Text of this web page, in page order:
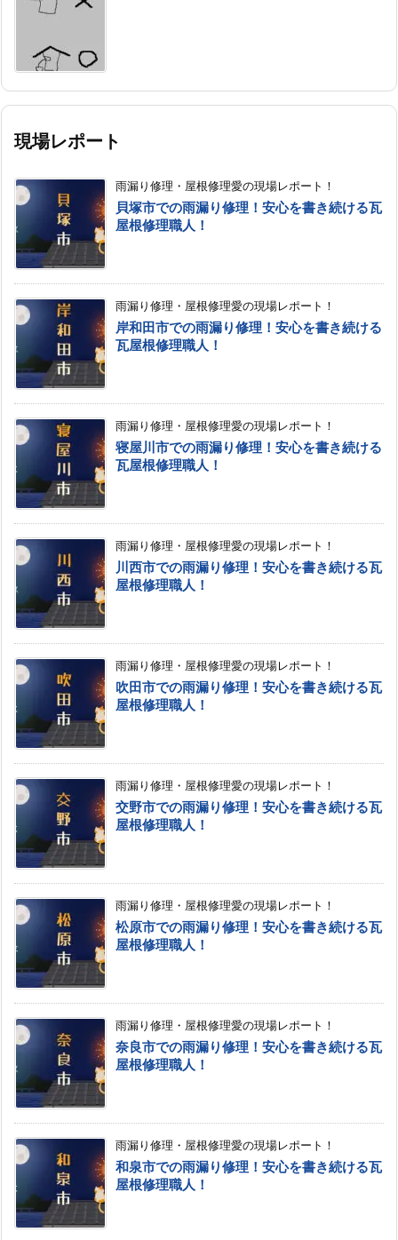
現場レポート
雨漏り修理・屋根修理愛の現場レポート！
貝塚市での雨漏り修理！安心を書き続ける瓦
屋根修理職人！
雨漏り修理・屋根修理愛の現場レポート！
岸和田市での雨漏り修理！安心を書き続ける
瓦屋根修理職人！
雨漏り修理・屋根修理愛の現場レポート！
寝屋川市での雨漏り修理！安心を書き続ける
瓦屋根修理職人！
雨漏り修理・屋根修理愛の現場レポート！
川西市での雨漏り修理！安心を書き続ける瓦
屋根修理職人！
雨漏り修理・屋根修理愛の現場レポート！
吹田市での雨漏り修理！安心を書き続ける瓦
屋根修理職人！
雨漏り修理・屋根修理愛の現場レポート！
交野市での雨漏り修理！安心を書き続ける瓦
屋根修理職人！
雨漏り修理・屋根修理愛の現場レポート！
松原市での雨漏り修理！安心を書き続ける瓦
屋根修理職人！
雨漏り修理・屋根修理愛の現場レポート！
奈良市での雨漏り修理！安心を書き続ける瓦
屋根修理職人！
雨漏り修理・屋根修理愛の現場レポート！
和泉市での雨漏り修理！安心を書き続ける瓦
屋根修理職人！